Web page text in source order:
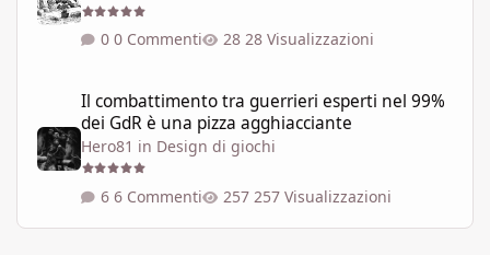
0 Commenti 28 Visualizzazioni
Il combattimento tra guerrieri esperti nel 99%
dei GdR è una pizza agghiacciante
Hero81 in Design di giochi
6 Commenti 257 Visualizzazioni